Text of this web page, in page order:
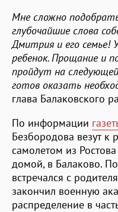
Мне сложно
глубочайшие слова
Дмитрия и его семье!
ребенок. Прощание и
пройдут на
готов оказать
глава Балаковского
По информации
Безбородова везут к
самолетом из
домой, в Балаково.
встречался с
закончил военную
распределение в